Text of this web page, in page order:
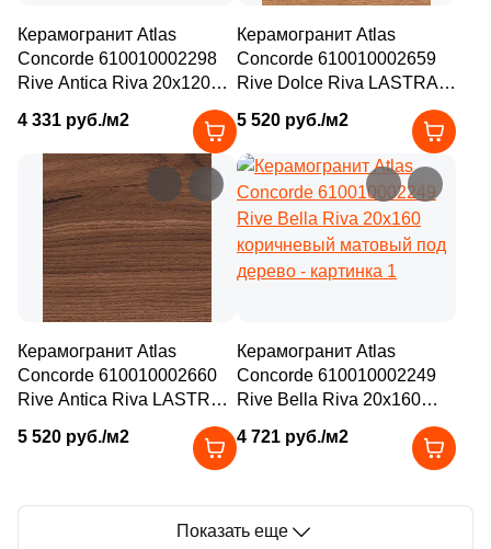
Керамогранит Atlas
Concorde 610010002298
Rive Antica Riva 20x120
коричневый матовый под
дерево
4 331 руб./м2
Керамогранит Atlas
Concorde 610010002659
Rive Dolce Riva LASTRA
рельефный под дерево
5 520 руб./м2
Керамогранит Atlas
Concorde 610010002660
Rive Antica Riva LASTRA
20mm 60x60 коричневый
рельефный под дерево
5 520 руб./м2
Керамогранит Atlas
Concorde 610010002249
Rive Bella Riva 20x160
коричневый матовый под
дерево
4 721 руб./м2
Показать еще